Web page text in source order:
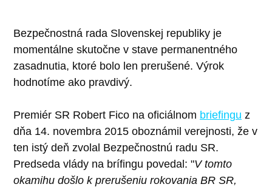
Bezpečnostná rada Slovenskej republiky je
momentálne skutočne v stave permanentného
zasadnutia, ktoré bolo len prerušené. Výrok
hodnotíme ako pravdivý.
Premiér SR Robert Fico na oficiálnom briefingu z
dňa 14. novembra 2015 oboznámil verejnosti, že v
ten istý deň zvolal Bezpečnostnú radu SR.
Predseda vlády na brífingu povedal: "V tomto
okamihu došlo k prerušeniu rokovania BR SR,